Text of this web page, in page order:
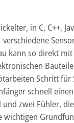
in C, C++,
verschiedene
kann so direkt
Schritt
schnell
zwei Fühler,
wichtigen